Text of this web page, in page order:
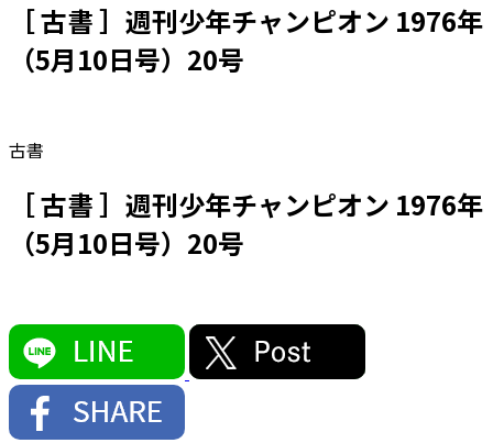
［ 古書 ］週刊少年チャンピオン 1976年
（5月10日号）20号
古書
［ 古書 ］週刊少年チャンピオン 1976年
（5月10日号）20号